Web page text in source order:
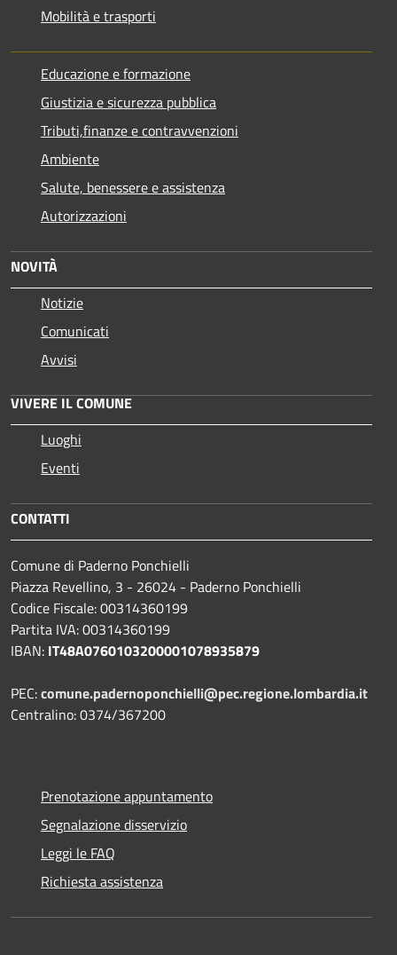
Mobilità e trasporti
Educazione e formazione
Giustizia e sicurezza pubblica
Tributi,finanze e contravvenzioni
Ambiente
Salute, benessere e assistenza
Autorizzazioni
NOVITÀ
Notizie
Comunicati
Avvisi
VIVERE IL COMUNE
Luoghi
Eventi
CONTATTI
Comune di Paderno Ponchielli
Piazza Revellino, 3 - 26024 - Paderno Ponchielli
Codice Fiscale: 00314360199
Partita IVA: 00314360199
IBAN: IT48A0760103200001078935879
PEC:comune.padernoponchielli@pec.regione.lombardia.it
Centralino: 0374/367200
Prenotazione appuntamento
Segnalazione disservizio
Leggi le FAQ
Richiesta assistenza